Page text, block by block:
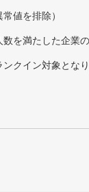
値を排除）
を満たした企業
クイン対象となり